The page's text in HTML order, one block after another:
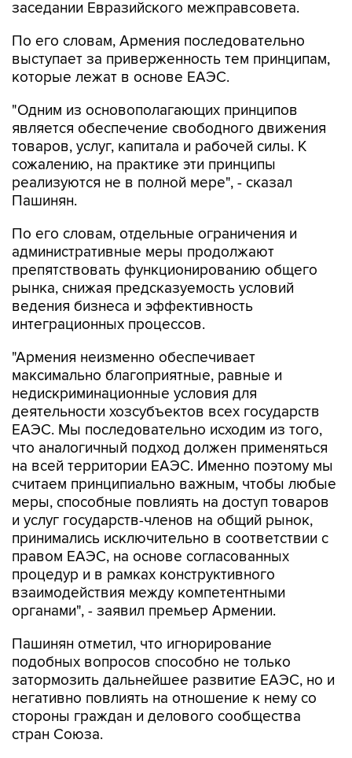
заседании Евразийского межправсовета.
По его словам, Армения последовательно
выступает за приверженность тем принципам,
которые лежат в основе ЕАЭС.
"Одним из основополагающих принципов
является обеспечение свободного движения
товаров, услуг, капитала и рабочей силы. К
сожалению, на практике эти принципы
реализуются не в полной мере", - сказал
Пашинян.
По его словам, отдельные ограничения и
административные меры продолжают
препятствовать функционированию общего
рынка, снижая предсказуемость условий
ведения бизнеса и эффективность
интеграционных процессов.
"Армения неизменно обеспечивает
максимально благоприятные, равные и
недискриминационные условия для
деятельности хозсубъектов всех государств
ЕАЭС. Мы последовательно исходим из того,
что аналогичный подход должен применяться
на всей территории ЕАЭС. Именно поэтому мы
считаем принципиально важным, чтобы любые
меры, способные повлиять на доступ товаров
и услуг государств-членов на общий рынок,
принимались исключительно в соответствии с
правом ЕАЭС, на основе согласованных
процедур и в рамках конструктивного
взаимодействия между компетентными
органами", - заявил премьер Армении.
Пашинян отметил, что игнорирование
подобных вопросов способно не только
затормозить дальнейшее развитие ЕАЭС, но и
негативно повлиять на отношение к нему со
стороны граждан и делового сообщества
стран Союза.